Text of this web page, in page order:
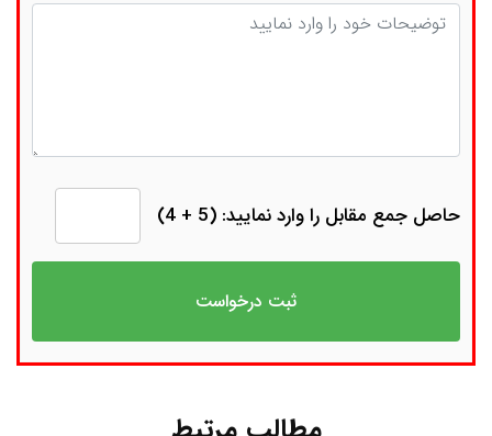
توضیحات
حاصل جمع مقابل را وارد نمایید: (5 + 4)